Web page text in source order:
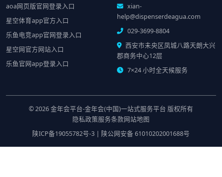
aoa网页版官网登录入口
星空体育app官方入口
乐鱼电竞app官网登录入口
星空网官方网站入口
乐鱼官网app登录入口
xian-
help@dispenserdeagua.com
029-3699-8804
西安市未央区凤城八路天朗大兴
郡商务中心12层
7×24 小时全天候服务
© 2026金年会平台-金年会(中国)一站式服务平台 版权所有
隐私政策服务条款网站地图
陕ICP备19055782号-3 | 陕公网安备 61010202001688号